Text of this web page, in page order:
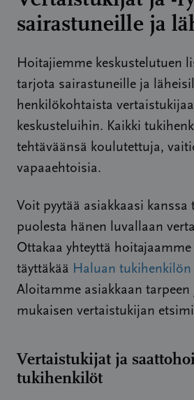
sairastuneille ja
Hoitajiemme keskustelutuen
tarjota sairastuneille ja
henkilökohtaista
keskusteluihin. Kaikki
tehtäväänsä koulutettuja,
vapaaehtoisia.
Voit pyytää asiakkaasi kanssa
puolesta hänen luvallaan
Ottakaa yhteyttä
täyttäkää Haluan tukihenkilön
Aloitamme asiakkaan tarpeen
mukaisen vertaistukijan
Vertaistukijat ja
tukihenkilöt